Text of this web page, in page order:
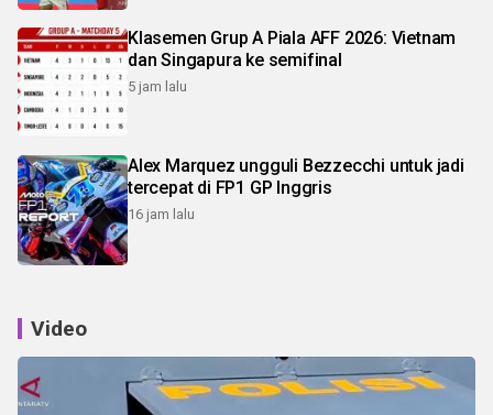
Klasemen Grup A Piala AFF 2026: Vietnam
dan Singapura ke semifinal
5 jam lalu
Alex Marquez ungguli Bezzecchi untuk jadi
tercepat di FP1 GP Inggris
16 jam lalu
Video